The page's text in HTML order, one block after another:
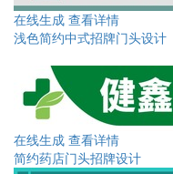
在线生成 查看详情
浅色简约中式招牌门头设计
在线生成 查看详情
简约药店门头招牌设计